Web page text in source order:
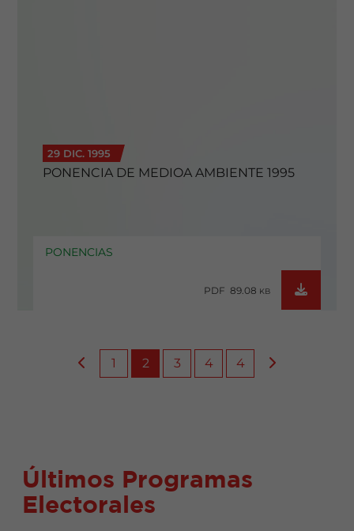
29 DIC. 1995
PONENCIA DE MEDIOA AMBIENTE 1995
PONENCIAS
PDF 89.08 KB
1 2 3 4 4
Últimos Programas
Electorales